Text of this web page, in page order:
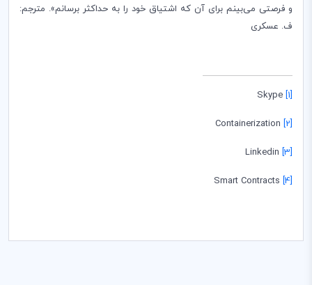
و فرصتی می‌بینم برای آن که اشتیاق خود را به حداکثر برسانم». مترجم:
ف. عسکری
[1]
[2]
[3]
[4]